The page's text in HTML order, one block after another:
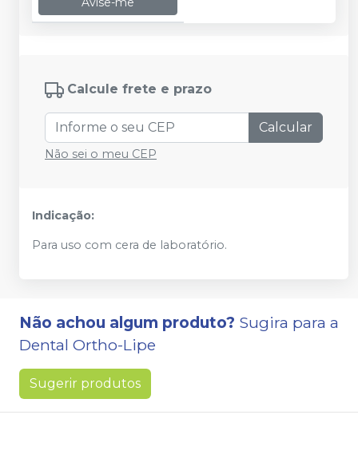
Calcule frete e prazo
Calcular
Não sei o meu CEP
Indicação:
Para uso com cera de laboratório.
Não achou algum produto? Sugira para a
Dental Ortho-Lipe
Sugerir produtos